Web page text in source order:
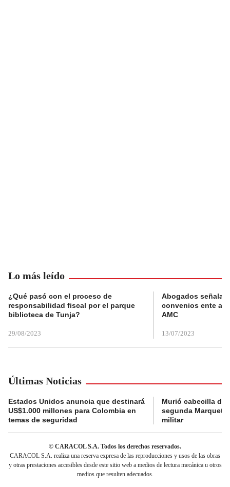
Lo más leído
¿Qué pasó con el proceso de
responsabilidad fiscal por el parque
biblioteca de Tunja?
29/08/2023
Abogados
convenios ente
AMC
13/07/2023
Últimas Noticias
Estados Unidos anuncia que destinará
US$1.000 millones para Colombia en
temas de seguridad
Murió cabecilla de
segunda
militar
© CARACOL S.A. Todos los derechos reservados.
CARACOL S.A. realiza una reserva expresa de las reproducciones y usos de las obras
y otras prestaciones accesibles desde este sitio web a medios de lectura mecánica u otros
medios que resulten adecuados.